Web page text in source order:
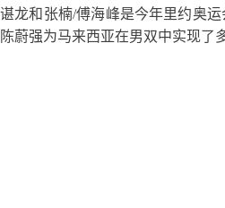
谌龙和张楠/傅海峰是今年里约奥
陈蔚强为马来西亚在男双中实现了